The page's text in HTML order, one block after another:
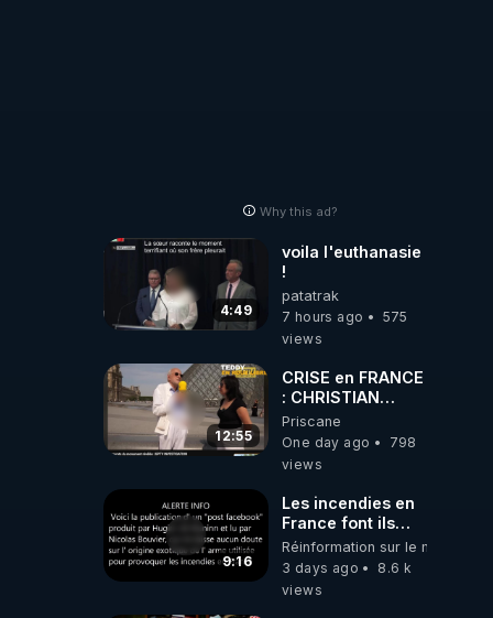
Why this ad?
4:49
voila l'euthanasie
!
patatrak
7 hours ago
575
views
12:55
CRISE en FRANCE
: CHRISTIAN
COTTEN FAIT une
étrange
découverte
Priscane
One day ago
798
views
9:16
Les incendies en
France font ils
partie d' un plan
qui aurait débuté
le 11 septembre
Réinformation sur le monde
3 days ago
8.6 k
views